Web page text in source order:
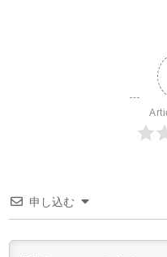
申し込む